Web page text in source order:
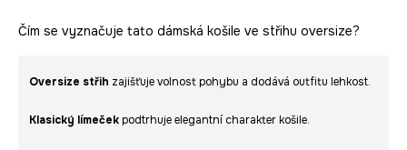
Čím se vyznačuje tato dámská košile ve střihu oversize?
Oversize střih zajišťuje volnost pohybu a dodává outfitu lehkost.
Klasický límeček podtrhuje elegantní charakter košile.